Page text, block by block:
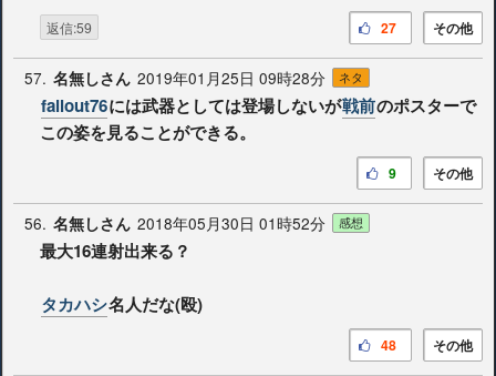
返信:59 その他
27
57. 名無しさん 2019年01月25日 09時28分 ネタ
fallout76には武器としては登場しないが戦前のポスターで
この姿を見ることができる。
その他
9
56. 名無しさん 2018年05月30日 01時52分 感想
最大16連射出来る？
タカハシ名人だな(殴)
その他
48